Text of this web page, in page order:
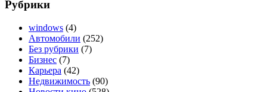
Рубрики
windows (4)
Автомобили (252)
Без рубрики (7)
Бизнес (7)
Карьера (42)
Недвижимость (90)